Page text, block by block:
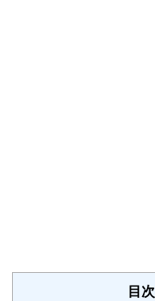
目次